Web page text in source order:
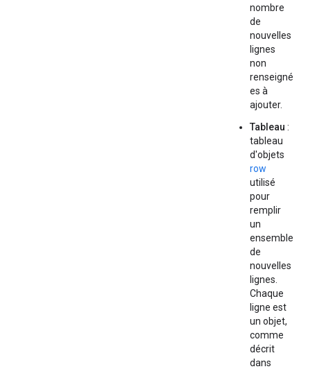
nombre
de
nouvelles
lignes
non
renseigné
es à
ajouter.
Tableau :
tableau
d'objets
row
utilisé
pour
remplir
un
ensemble
de
nouvelles
lignes.
Chaque
ligne est
un objet,
comme
décrit
dans